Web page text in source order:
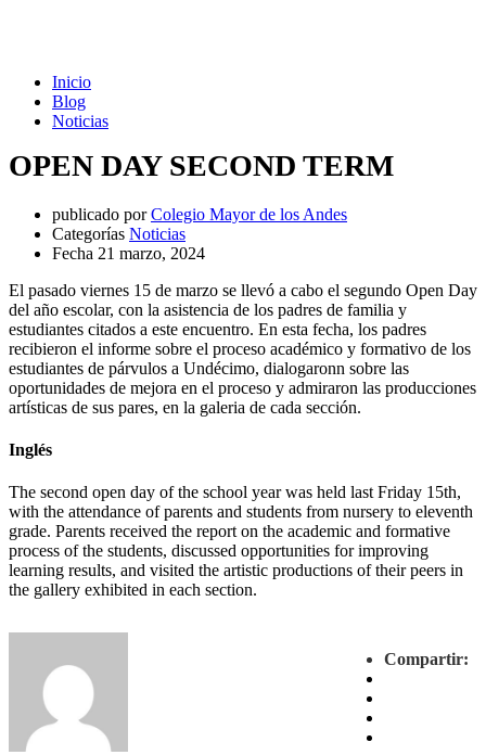
Inicio
Blog
Noticias
OPEN DAY SECOND TERM
publicado por Colegio Mayor de los Andes
Categorías Noticias
Fecha 21 marzo, 2024
El pasado viernes 15 de marzo se llevó a cabo el segundo Open Day
del año escolar, con la asistencia de los padres de familia y
estudiantes citados a este encuentro. En esta fecha, los padres
recibieron el informe sobre el proceso académico y formativo de los
estudiantes de párvulos a Undécimo, dialogaronn sobre las
oportunidades de mejora en el proceso y admiraron las producciones
artísticas de sus pares, en la galeria de cada sección.
Inglés
The second open day of the school year was held last Friday 15th,
with the attendance of parents and students from nursery to eleventh
grade. Parents received the report on the academic and formative
process of the students, discussed opportunities for improving
learning results, and visited the artistic productions of their peers in
the gallery exhibited in each section.
Compartir: